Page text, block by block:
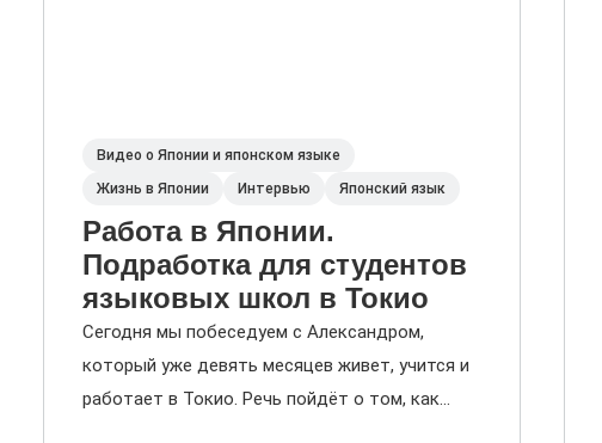
Видео о Японии и японском языке
Жизнь в Японии
Интервью Японский язык
Работа в Японии.
Подработка для студентов
языковых школ в Токио
Сегодня мы побеседуем с Александром,
который уже девять месяцев живет, учится и
работает в Токио. Речь пойдёт о том, как...